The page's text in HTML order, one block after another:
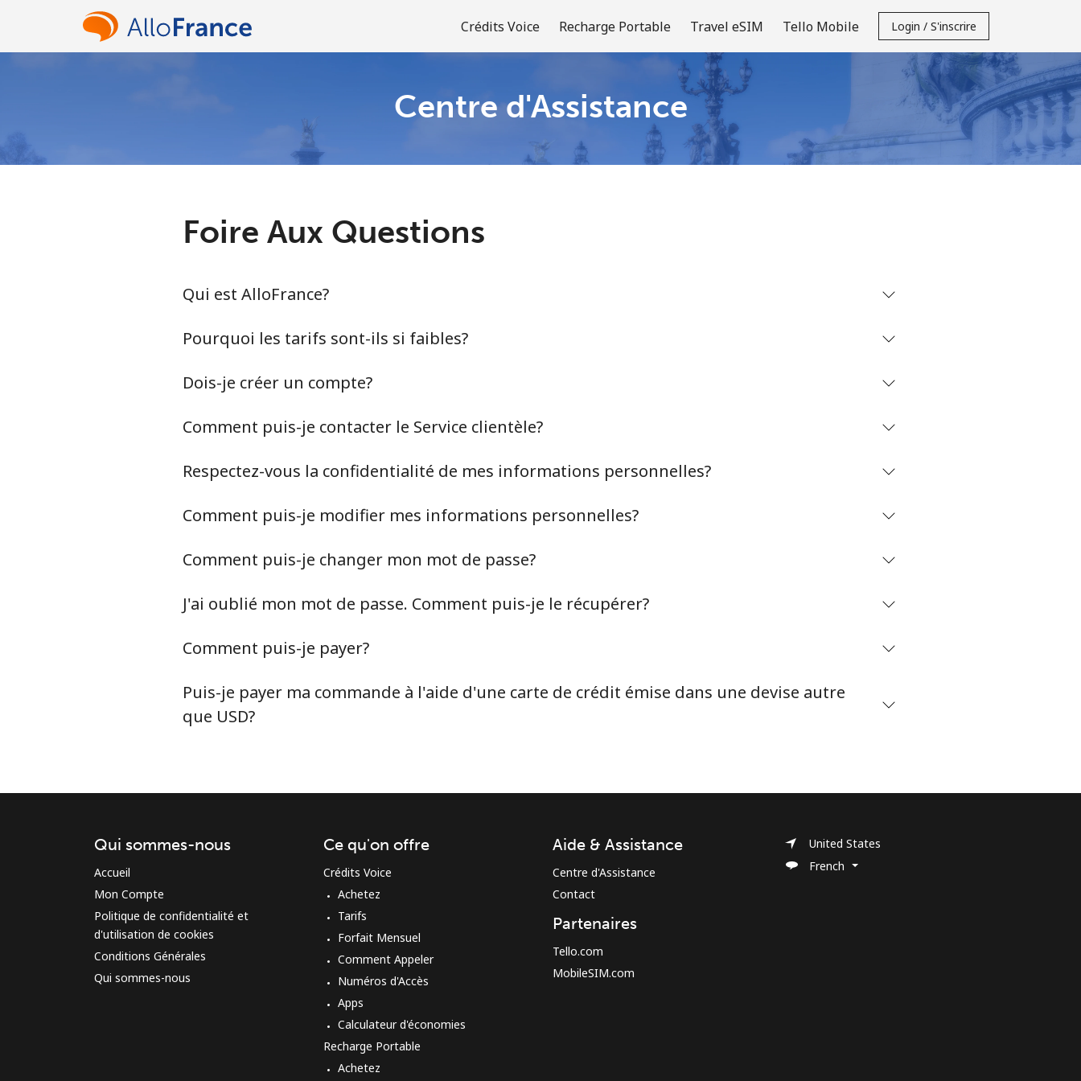
Crédits Voice Recharge Portable Travel eSIM Tello Mobile Login / S'inscrire
Bienvenue!
Un numéro
offres.
Conditions générales.
S'inscrire
Centre d'Assistance
Foire Aux Questions
Qui est AlloFrance?
Pourquoi les tarifs sont-ils si faibles?
Dois-je créer un compte?
Comment puis-je contacter le Service clientèle?
Respectez-vous la confidentialité de mes informations personnelles?
Comment puis-je modifier mes informations personnelles?
Comment puis-je changer mon mot de passe?
J'ai oublié mon mot de passe. Comment puis-je le récupérer?
Comment puis-je payer?
Puis-je payer ma commande à l'aide d'une carte de crédit émise dans une devise autre
que USD?
Qui sommes-nous
Accueil
Mon Compte
Politique de confidentialité et
d'utilisation de cookies
Conditions Générales
Qui sommes-nous
Ce qu'on offre
Crédits Voice
Achetez
Tarifs
Forfait Mensuel
Comment Appeler
Numéros d'Accès
Apps
Calculateur d'économies
Recharge Portable
Achetez
Aide & Assistance
Centre d'Assistance
Contact
Partenaires
Tello.com
MobileSIM.com
United States
French